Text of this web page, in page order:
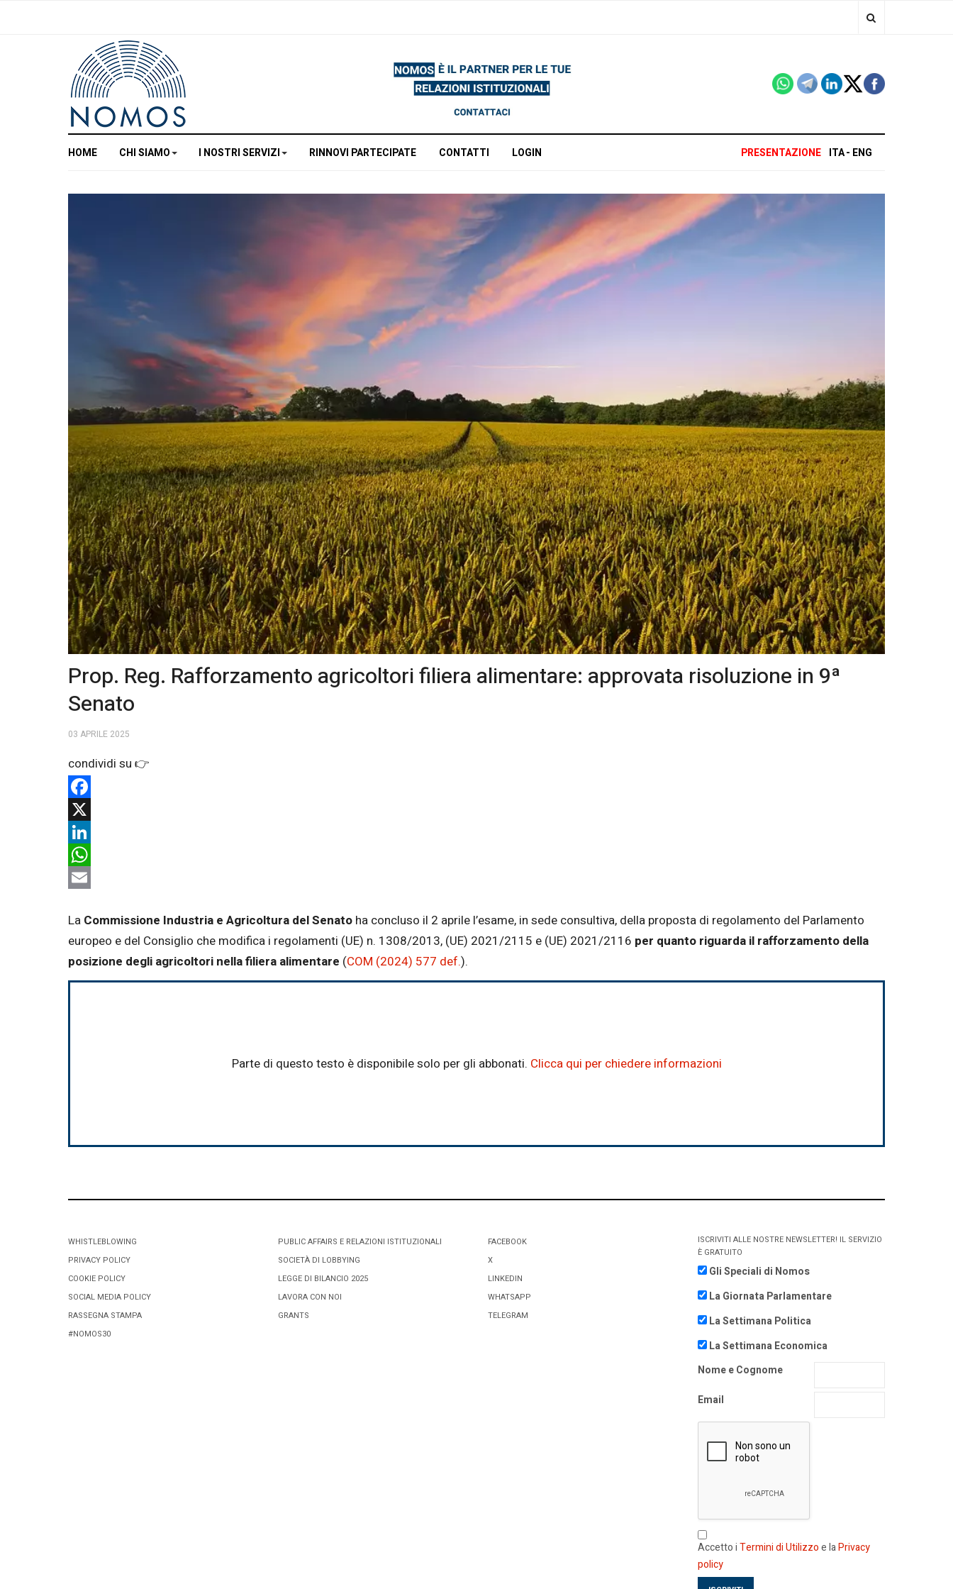
HOME CHI SIAMO I NOSTRI SERVIZI RINNOVI PARTECIPATE CONTATTI LOGIN PRESENTAZIONE ITA ENG
Prop. Reg. Rafforzamento agricoltori filiera alimentare: approvata risoluzione in 9ª
Senato
03 APRILE 2025
Facebook
X
LinkedIn
WhatsApp
La Commissione Industria e Agricoltura del Senato ha concluso il 2 aprile l’esame, in sede consultiva, della proposta di regolamento del Parlamento
europeo e del Consiglio che modifica i regolamenti (UE) n. 1308/2013, (UE) 2021/2115 e (UE) 2021/2116 per quanto riguarda il rafforzamento della
posizione degli agricoltori nella filiera alimentare (COM (2024) 577 def.).
Parte di questo testo è disponibile solo per gli abbonati. Clicca qui per chiedere informazioni
WHISTLEBLOWING
PRIVACY POLICY
COOKIE POLICY
SOCIAL MEDIA POLICY
RASSEGNA STAMPA
#NOMOS30
PUBLIC AFFAIRS E RELAZIONI ISTITUZIONALI
SOCIETÀ DI LOBBYING
LEGGE DI BILANCIO 2025
LAVORA CON NOI
GRANTS
FACEBOOK
X
LINKEDIN
WHATSAPP
TELEGRAM
ISCRIVITI ALLE NOSTRE NEWSLETTER! IL SERVIZIO
È GRATUITO
Gli Speciali di Nomos
La Giornata Parlamentare
La Settimana Politica
La Settimana Economica
Nome e Cognome
Email
Accetto iTermini di Utilizzoe laPrivacy
policy